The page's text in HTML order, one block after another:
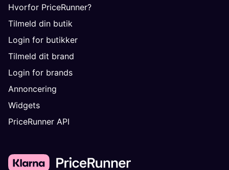
Hvorfor PriceRunner?
Tilmeld din butik
Login for butikker
Tilmeld dit brand
Login for brands
Annoncering
Widgets
PriceRunner API